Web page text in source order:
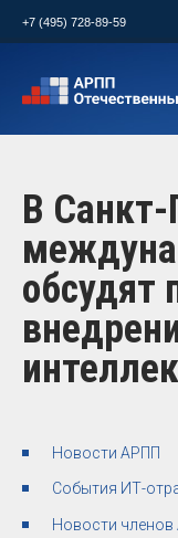
+7 (495) 728-89-59
В Санкт-
обсудят
Новости АРПП
События ИТ-
Новости членов